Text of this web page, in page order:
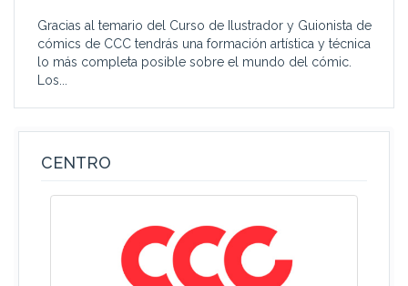
Gracias al temario del Curso de Ilustrador y Guionista de
cómics de CCC tendrás una formación artística y técnica
lo más completa posible sobre el mundo del cómic.
Los...
CENTRO